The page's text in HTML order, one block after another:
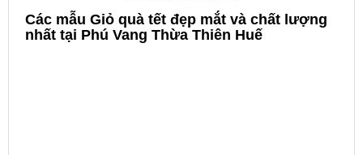
Các mẫu Giỏ quà tết đẹp mắt và chất lượng
nhất tại Phú Vang Thừa Thiên Huế